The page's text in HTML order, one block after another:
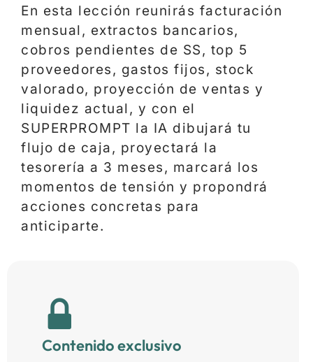
En esta lección reunirás facturación
mensual, extractos bancarios,
cobros pendientes de SS, top 5
proveedores, gastos fijos, stock
valorado, proyección de ventas y
liquidez actual, y con el
SUPERPROMPT la IA dibujará tu
flujo de caja, proyectará la
tesorería a 3 meses, marcará los
momentos de tensión y propondrá
acciones concretas para
anticiparte.
Contenido exclusivo